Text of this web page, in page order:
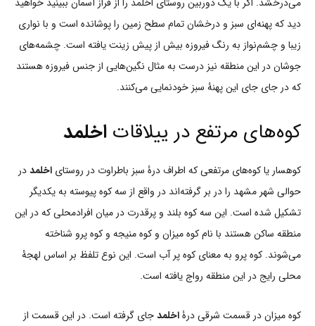
دید که پهنه‌ای سبز و درخشان تمام سطح زمین را پوشانده است و با نواری
زیبا و چشم‌نواز به رنگ فیروزه بیش از پیش زینت یافته است. چشمه‌های
جوشان در این منطقه نیز درست به مثال نگین‌هایی از جنس فیروزه هستند
که در جای جای این پهنۀ سبز خودنمایی می‌کنند.
کوه‌های مرتفع در ییلاقات اخلمد
کوهسار یا کوه‌های مرتفعی که اطراف درۀ سبز باطراوت در روستای اخلمددر
حوالی شهر مشهد را در بر گرفته‌اند در واقع از سه کوه پیوسته به یکدیگر
تشکیل شده است. این سه کوه بلند و پرقدرت در میان افرادمحلی که در این
منطقه ساکن هستند با نام کوه میزان و کوه منیجه و کوه پرو شناخته
می‌شوند. کوه پرو به معنای کوه پر آب است. این نوع تلفظ بر اساس لهجۀ
محلی رایج در این منطقه رواج یافته است.
کوه میزان در قسمت شرقی درۀاخلمدجای گرفته است. در این قسمت از